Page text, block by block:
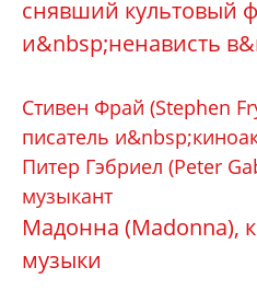
снявший культовый
и&nbsp;ненависть
Стивен Фрай (Stephen
писатель
Питер Гэбриел (Peter
музыкант
Мадонна (Madonna),
музыки